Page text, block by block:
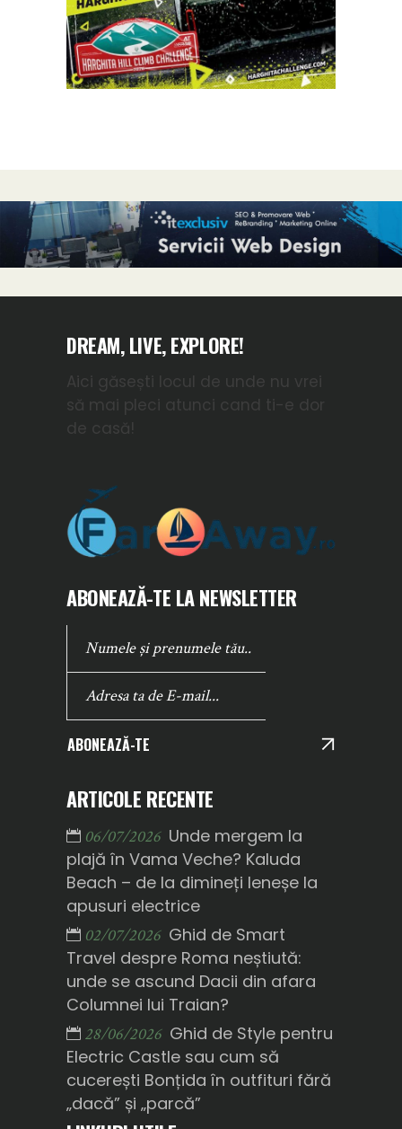
DREAM, LIVE, EXPLORE!
Aici găsești locul de unde nu vrei
să mai pleci atunci cand ti-e dor
de casă!
ABONEAZĂ-TE LA NEWSLETTER
ABONEAZĂ-TE
ARTICOLE RECENTE
06/07/2026 Unde mergem la
plajă în Vama Veche? Kaluda
Beach – de la dimineți leneșe la
apusuri electrice
02/07/2026 Ghid de Smart
Travel despre Roma neștiută:
unde se ascund Dacii din afara
Columnei lui Traian?
28/06/2026 Ghid de Style pentru
Electric Castle sau cum să
cucerești Bonțida în outfituri fără
„dacă” și „parcă”